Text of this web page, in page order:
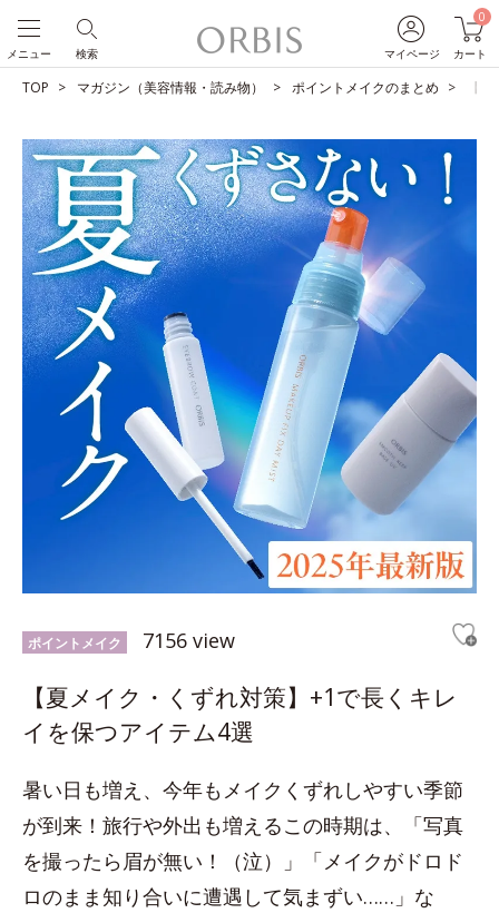
マイページ
0
カート
検索
メニュー
TOP マガジン（美容情報・読み物） ポイントメイクのまとめ 【
ポイントメイク 7156 view
【夏メイク・くずれ対策】+1で長くキレ
イを保つアイテム4選
暑い日も増え、今年もメイクくずれしやすい季節
が到来！旅行や外出も増えるこの時期は、「写真
を撮ったら眉が無い！（泣）」「メイクがドロド
ロのまま知り合いに遭遇して気まずい……」な